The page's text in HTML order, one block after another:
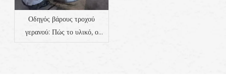
Οδηγός βάρους τροχού
γερανού: Πώς το υλικό, ο